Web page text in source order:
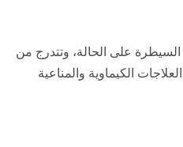
على الحالة، وتتدرج من
الكيماوية والمناعية